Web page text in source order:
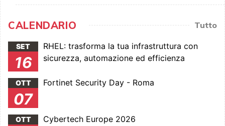
CALENDARIO Tutto
SET
16
RHEL: trasforma la tua infrastruttura con
sicurezza, automazione ed efficienza
OTT
07
Fortinet Security Day - Roma
OTT Cybertech Europe 2026